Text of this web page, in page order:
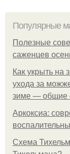
Популярные
Полезные
саженцев
Как укрыть на
ухода за
зиме — общие
Аркоксиа:
Схема